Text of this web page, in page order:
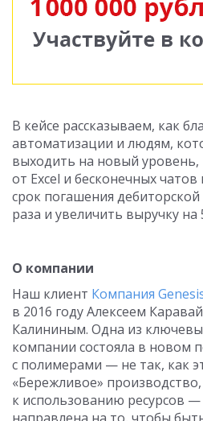
В кейсе рассказываем, как
автоматизации и людям,
выходить на новый уровень,
от Excel и бесконечных
срок погашения
раза и увеличить выручку на
О компании
Наш клиент Компания
в 2016 году Алексеем
Калининым. Одна из
компании состояла в новом
с полимерами — не так, как
«Бережливое»
к использованию ресурсов —